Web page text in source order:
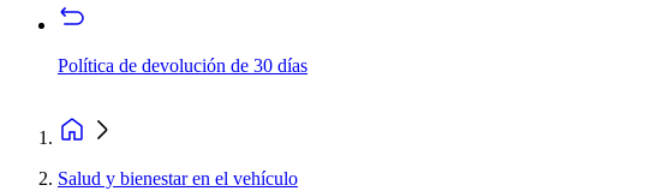
Política de devolución de 30 días
Salud y bienestar en el vehículo